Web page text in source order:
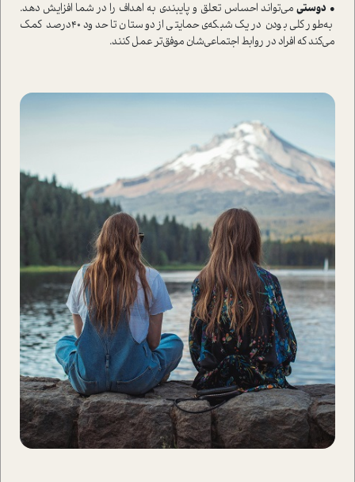
• دوستی می‌تواند احساس تعلق و پایبندی به اهداف را در شما افزایش دهد.
به‌طور کلی بودن در یک‌شبکه‌ی حمایتی از دوستان تا حدود 40‌درصد کمک
می‌کند که افراد در روابط اجتماعی‌شان موفق‌تر عمل کنند.